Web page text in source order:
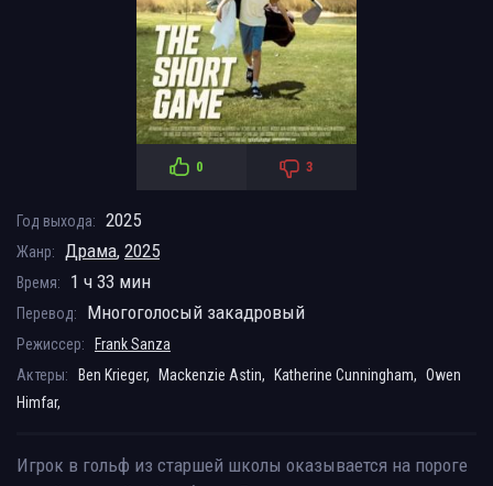
0 3
Год выхода: 2025
Жанр: Драма, 2025
Время: 1 ч 33 мин
Перевод: Многоголосый закадровый
Режиссер:
Frank Sanza
Актеры:
Ben Krieger, Mackenzie Astin, Katherine Cunningham, Owen
Himfar,
Игрок в гольф из старшей школы оказывается на пороге